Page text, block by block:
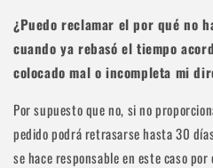
¿Puedo reclamar el por qué no
cuando ya rebasó el tiempo
colocado mal o incompleta mi
Por supuesto que no, si no
pedido podrá retrasarse hasta 30
se hace responsable en este caso